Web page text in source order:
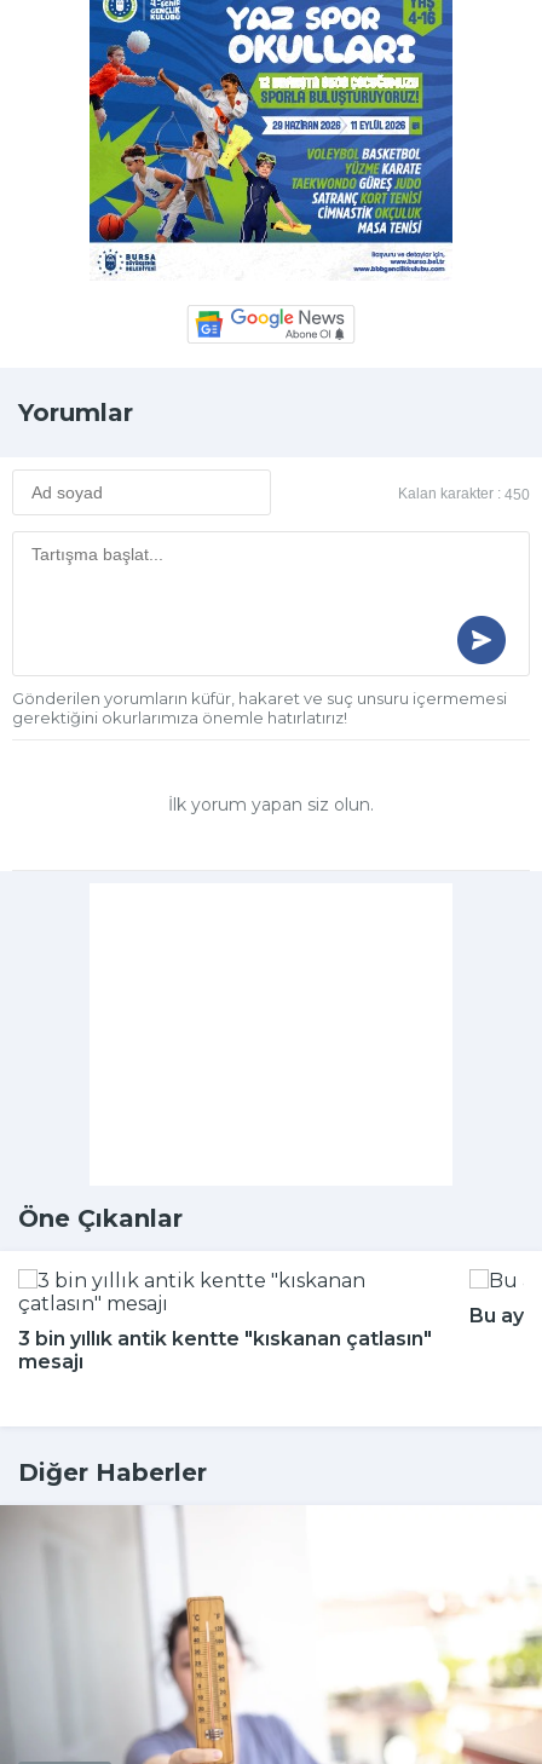
Yorumlar
Kalan karakter : 450
Gönderilen yorumların küfür, hakaret ve suç unsuru içermemesi
gerektiğini okurlarımıza önemle hatırlatırız!
İlk yorum yapan siz olun.
Öne Çıkanlar
3 bin yıllık antik kentte "kıskanan çatlasın"
mesajı
Bu
Diğer Haberler